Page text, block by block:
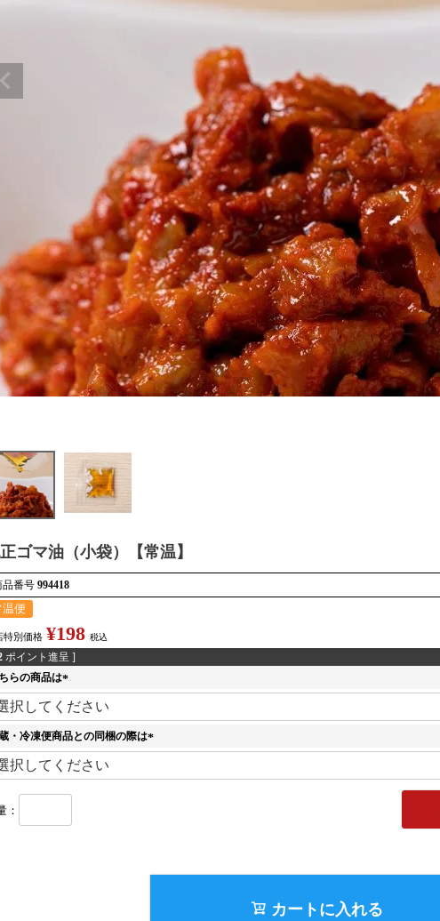
ゴマ油（小袋）【常温】
品番号 994418
温便
特別価格 ¥198 税込
ポイント進呈 ]
らの商品は
(
必
須
)
・冷凍便商品との同梱の際は
(
カートに入れる